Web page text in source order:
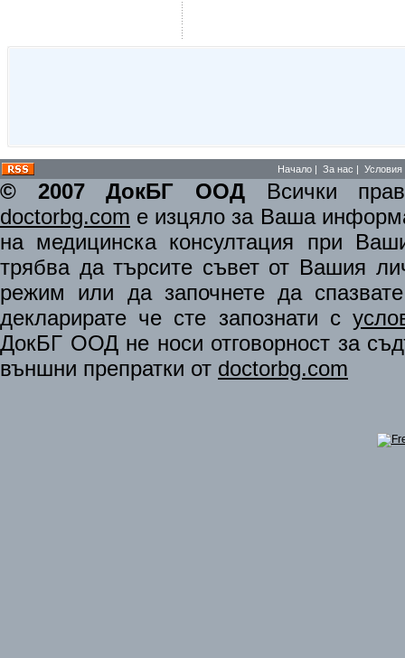
Начало | За нас | Условия
© 2007 ДокБГ ООД Всички
doctorbg.com е изцяло за Ваша
на медицинска консултация при
трябва да търсите съвет от Вашия
режим или да започнете да
декларирате че сте запознати с
ДокБГ ООД не носи отговорност за
външни препратки от doctorbg.com